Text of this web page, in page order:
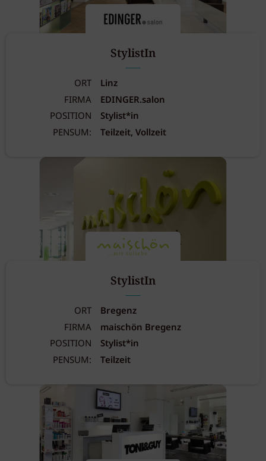
StylistIn
ORT
Linz
FIRMA
EDINGER.salon
POSITION
Stylist*in
PENSUM:
Teilzeit, Vollzeit
StylistIn
ORT
Bregenz
FIRMA
maischön Bregenz
POSITION
Stylist*in
PENSUM:
Teilzeit